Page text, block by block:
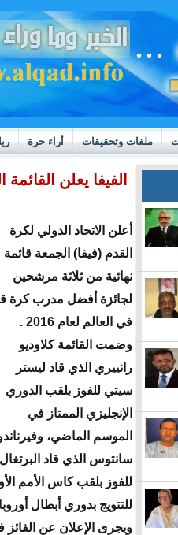
ملفات وتحقيقات أراء حرة
https://
الفيفا يعلن
أعلن الاتحاد الدولي لكرة
القدم (فيفا) الجمعة قائمة
نهائية من ثلاثة مرشحين
لجائزة أفضل مدرب كرة
في العالم لعام 2016 .
وضمت القائمة كلاوديو
رانييري الذي قاد ليستر
سيتي للفوز بلقب الدوري
الإنجليزي الممتاز في
الموسم الماضي،
سانتوس الذي قاد البرتغال
للتتويج بدوري أبطال
ويجرى الإعلان عن